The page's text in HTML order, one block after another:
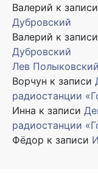
Валерий к записи
Дубровский
Валерий к записи
Дубровский
Лев Полыковский
Ворчун к записи
радиостанции
Инна к записи
радиостанции
Фёдор к записи